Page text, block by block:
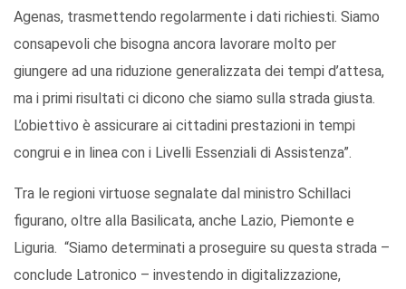
Agenas, trasmettendo regolarmente i dati richiesti. Siamo
consapevoli che bisogna ancora lavorare molto per
giungere ad una riduzione generalizzata dei tempi d’attesa,
ma i primi risultati ci dicono che siamo sulla strada giusta.
L’obiettivo è assicurare ai cittadini prestazioni in tempi
congrui e in linea con i Livelli Essenziali di Assistenza”.
Tra le regioni virtuose segnalate dal ministro Schillaci
figurano, oltre alla Basilicata, anche Lazio, Piemonte e
Liguria. “Siamo determinati a proseguire su questa strada –
conclude Latronico – investendo in digitalizzazione,